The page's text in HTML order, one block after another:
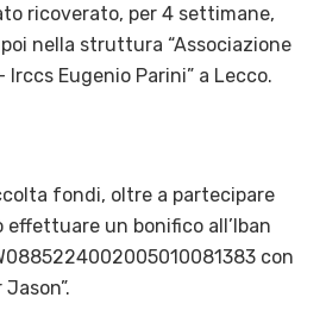
ricoverato, per 4 settimane,
nella struttura “Associazione
Irccs Eugenio Parini” a Lecco.
fondi, oltre a partecipare
effettuare un bonifico all’Iban
con